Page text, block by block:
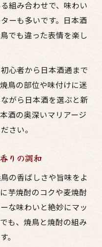
組み合わせで、味わい
ーも多いです。日本酒
でも違った表情を楽し
心者から日本酒通まで
鳥の部位や味付けに迷
がら日本酒を選ぶと新
酒の奥深いマリアージ
さい。
りの調和
の香ばしさや旨味をよ
芋焼酎のコクや麦焼酎
な味わいと絶妙にマッ
も、焼鳥と焼酎の組み
。